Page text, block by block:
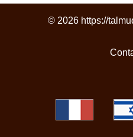
© 2026 https://